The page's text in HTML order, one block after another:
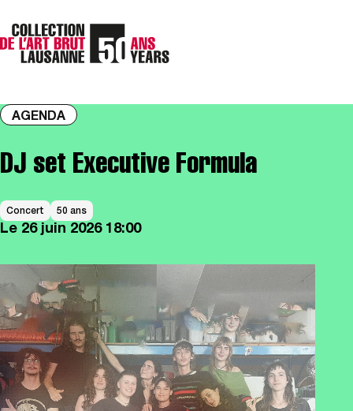
AGENDA
DJ set Executive Formula
Concert 50 ans
Le 26 juin 2026 18:00